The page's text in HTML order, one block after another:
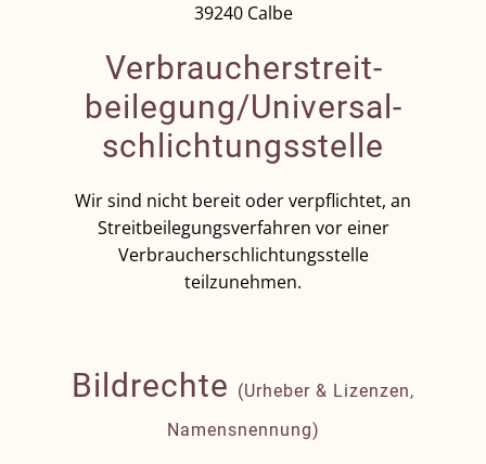
39240 Calbe
Verbraucher­streit­
beilegung/Universal­
schlichtungs­stelle
Wir sind nicht bereit oder verpflichtet, an
Streitbeilegungsverfahren vor einer
Verbraucherschlichtungsstelle
teilzunehmen.
Bildrechte (Urheber & Lizenzen,
Namensnennung)